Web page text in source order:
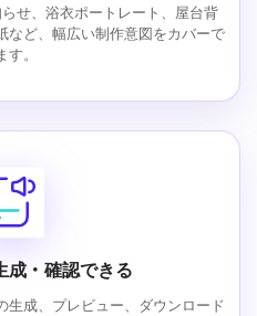
せ、浴衣ポートレート、屋台背
など、幅広い制作意図をカバーで
す。
成・確認できる
生成、プレビュー、ダウンロード